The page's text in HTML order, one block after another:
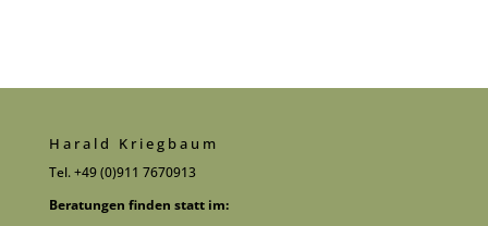
Harald Kriegbaum
Tel. +49 (0)911 7670913
Beratungen finden statt im: